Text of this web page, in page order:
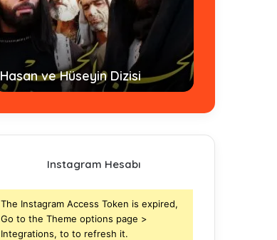
Hasan ve Hüseyin Dizisi
Instagram Hesabı
The Instagram Access Token is expired,
Go to the Theme options page >
Integrations, to to refresh it.